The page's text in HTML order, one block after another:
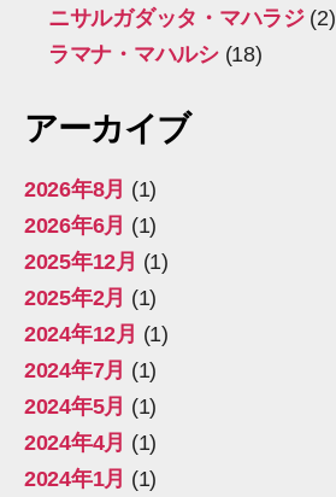
ニサルガダッタ・マハラジ(2)
ラマナ・マハルシ(18)
アーカイブ
2026年8月 (1)
2026年6月 (1)
2025年12月 (1)
2025年2月 (1)
2024年12月 (1)
2024年7月 (1)
2024年5月 (1)
2024年4月 (1)
2024年1月 (1)